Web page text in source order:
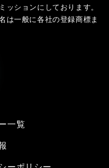
ッションにしております。
は一般に各社の登録商標ま
一覧